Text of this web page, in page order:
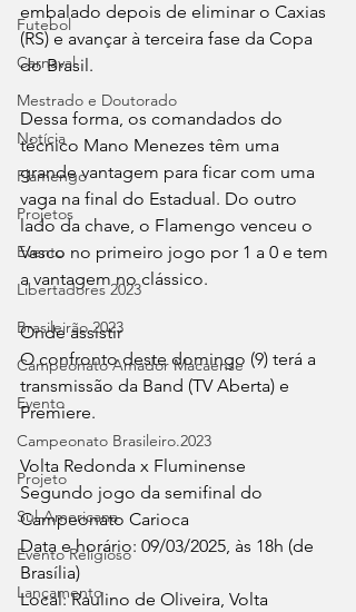
Futebol
Carnaval
Mestrado e Doutorado
Notícia
Flamengo
Projetos
Evento
Libertadores 2023
Brasileirão 2023
Campeonato Amador Macaense
Evento
Campeonato Brasileiro.2023
Projeto
Sul-Americana
Evento Religioso
Lançamento
embalado depois de eliminar o Caxias
(RS) e avançar à terceira fase da Copa
do Brasil.
Dessa forma, os comandados do
técnico Mano Menezes têm uma
grande vantagem para ficar com uma
vaga na final do Estadual. Do outro
lado da chave, o Flamengo venceu o
Vasco no primeiro jogo por 1 a 0 e tem
a vantagem no clássico.
Onde assistir
O confronto deste domingo (9) terá a
transmissão da Band (TV Aberta) e
Premiere.
Volta Redonda x Fluminense
Segundo jogo da semifinal do
Campeonato Carioca
Data e horário: 09/03/2025, às 18h (de
Brasília)
Local: Raulino de Oliveira, Volta